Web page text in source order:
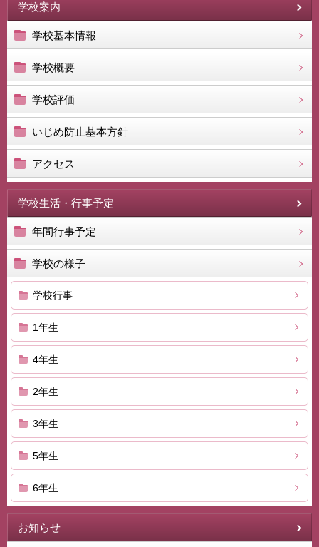
学校案内
学校基本情報
学校概要
学校評価
いじめ防止基本方針
アクセス
学校生活・行事予定
年間行事予定
学校の様子
学校行事
1年生
4年生
2年生
3年生
5年生
6年生
お知らせ